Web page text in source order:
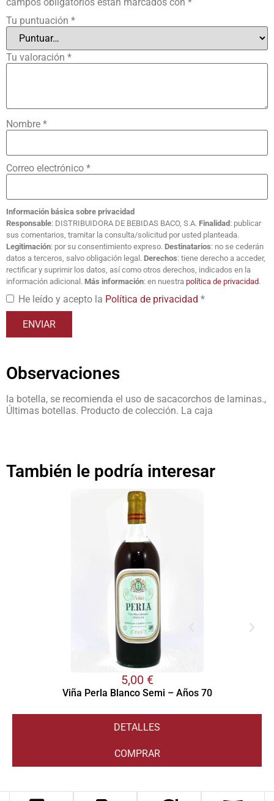
Tu puntuación *
Tu valoración *
Nombre *
Correo electrónico *
Información básica sobre privacidad
Responsable: DISTRIBUIDORA DE BEBIDAS BACO, S.A. Finalidad : publicar
sus comentarios, tramitar la consulta/solicitud por usted planteada.
Legitimación: por su consentimiento expreso. Destinatarios: no se cederán
datos a terceros, salvo obligación legal. Derechos: tiene derecho a acceder,
rectificar y suprimir los datos, así como otros derechos, indicados en la
información adicional. Más información: en nuestra política de privacidad.
He leído y acepto la Política de privacidad *
Observaciones
la botella, se recomienda el uso de sacacorchos de laminas.,
Últimas botellas. Producto de colección. La caja
También le podría interesar
5,00 €
Viña Perla Blanco Semi – Años 70
DETALLES
COMPRAR